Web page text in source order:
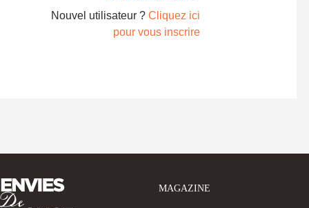
Nouvel utilisateur ? Cliquez ici
pour vous inscrire
MAGAZINE